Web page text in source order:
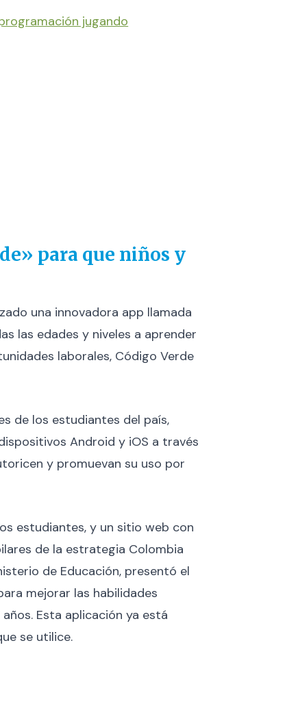
jugando
para que niños y
una innovadora app llamada
las edades y niveles a aprender
laborales, Código Verde
de los estudiantes del país,
Android y iOS a través
y promuevan su uso por
estudiantes, y un sitio web con
de la estrategia Colombia
de Educación, presentó el
mejorar las habilidades
Esta aplicación ya está
se utilice.